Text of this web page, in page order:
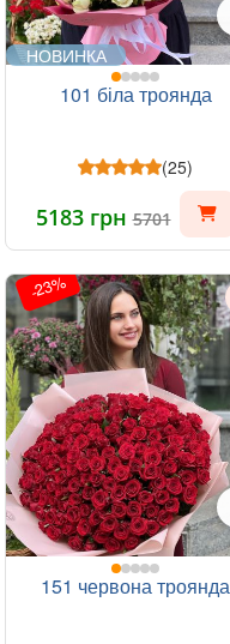
НОВИНКА
101 біла троянда
(25)
5183 грн5701
-23%
151 червона троянда